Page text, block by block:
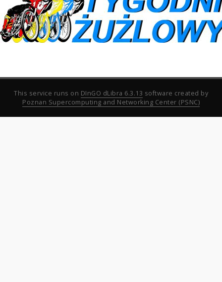
This service runs on DInGO dLibra 6.3.13 software created by
Poznan Supercomputing and Networking Center (PSNC)